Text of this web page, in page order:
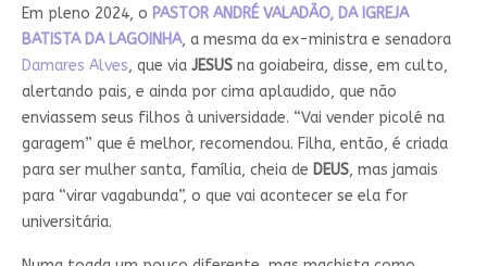
Em pleno 2024, o PASTOR ANDRÉ VALADÃO, DA IGREJA
BATISTA DA LAGOINHA, a mesma da ex-ministra e senadora
Damares Alves, que via JESUSna goiabeira, disse, em culto,
alertando pais, e ainda por cima aplaudido, que não
enviassem seus filhos à universidade. “Vai vender picolé na
garagem” que é melhor, recomendou. Filha, então, é criada
para ser mulher santa, família, cheia de DEUS, mas jamais
para “virar vagabunda”, o que vai acontecer se ela for
universitária.